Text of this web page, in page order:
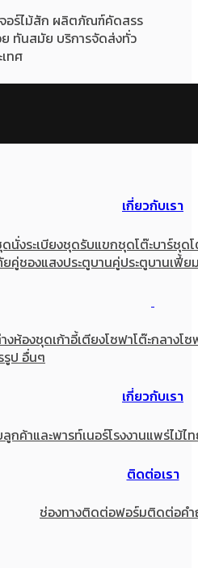
อร์ไม้สัก ผลิตภัณฑ์คัดสรร
ทันสมัย บริการจัดส่งทั่ว
เทศ
เกี่ยวกับเรา
นั่งระเบียงชุดรับแขกชุดโต๊ะบาร์ชุดโ
ยคู่ชองแสงประตูบานคู่ประตูบานเฟี้ย
งห้องชุดเก้าอี้เตียงโซฟาโต๊ะกลางโซ
รูป อื่นๆ
เกี่ยวกับเรา
ลูกค้าและพารท์เนอร์โรงงานแพร่ไม้ไ
ติดต่อเรา
ช่องทางติดต่อฟอร์มติดต่อค